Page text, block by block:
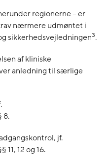
regionerne – er
nærmere udmøntet i
sikkerhedsvejledningen3.
af kliniske
anledning til særlige
8.
jf.
12 og 16.